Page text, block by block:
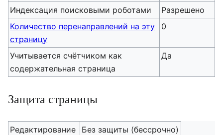
Индексация поисковыми роботами
Разрешено
Количество перенаправлений на эту
страницу
0
Учитывается счётчиком как
содержательная страница
Да
Защита страницы
Редактирование
Без защиты (бессрочно)